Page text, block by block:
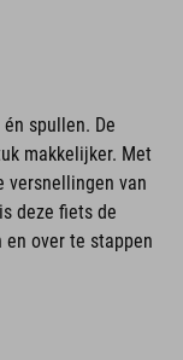
spullen. De
makkelijker. Met
versnellingen van
deze fiets de
over te stappen